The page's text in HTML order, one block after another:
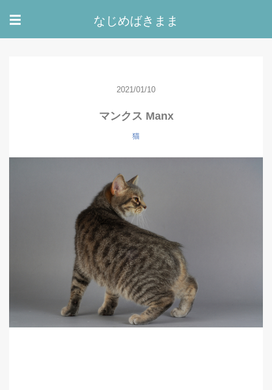
☰ なじめばきまま
2021/01/10
マンクス Manx
猫